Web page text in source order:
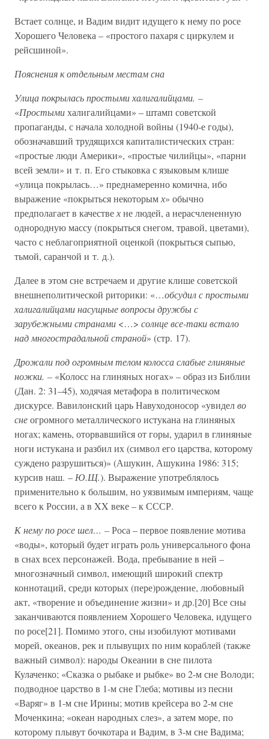
Встает солнце, и Вадим видит идущего к нему по росе
Хорошего Человека – «простого пахаря с циркулем и
рейсшиной».
Пояснения к отдельным местам сна
Улица покрылась простыми халигалийцами. –
«Простымихалигалийцами» – штамп советской
пропаганды, с начала холодной войны (1940-е годы),
обозначавший трудящихся капиталистических стран:
«простые люди Америки», «простые чилийцы», «парни
всей земли» и т. п. Его стыковка с языковым клише
«улица покрылась…» преднамеренно комична, ибо
выражение «покрыться некоторымх» обычно
предполагает в качествехне людей, а нерасчлененную
однородную массу (покрыться снегом, травой, цветами),
часто с неблагоприятной оценкой (покрыться сыпью,
тьмой, саранчой и т. д.).
Далее в этом сне встречаем и другие клише советской
внешнеполитической риторики: «…обсудил с простыми
халигалийцами насущные вопросы дружбы с
зарубежными странами <…> солнце все-таки встало
над многострадальной страной» (стр. 17).
Дрожали под огромным телом колосса слабые глиняные
ножки. – «Колосс на глиняных ногах» – образ из Библии
(Дан. 2: 31–45), ходячая метафора в политическом
дискурсе. Вавилонский царь Навуходоносор «увиделво
снеогромного металлического истукана на глиняных
ногах; камень, оторвавшийся от горы, ударил в глиняные
ноги истукана и разбил их (символ его царства, которому
суждено разрушиться)» (Ашукин, Ашукина 1986: 315;
курсив наш. – Ю.Щ.). Выражение употреблялось
применительно к большим, но уязвимым империям, чаще
всего к России, а в XX веке – к СССР.
К нему по росе шел… –Роса – первое появление мотива
«воды», который будет играть роль универсального фона
в снах всех персонажей. Вода, пребывание в ней –
многозначный символ, имеющий широкий спектр
коннотаций, среди которых (пере)рождение, любовный
акт, «творение и объединение жизни» и др.[20] Все сны
заканчиваются появлением Хорошего Человека, идущего
по росе[21]. Помимо этого, сны изобилуют мотивами
морей, океанов, рек и плывущих по ним кораблей (также
важный символ): народы Океании в сне пилота
Кулаченко; «Сказка о рыбаке и рыбке» во 2-м сне Володи;
подводное царство в 1-м сне Глеба; мотивы из песни
«Варяг» в 1-м сне Ирины; мотив крейсера во 2-м сне
Моченкина; «океан народных слез», а затем море, по
которому плывут бочкотара и Вадим, в 3-м сне Вадима;